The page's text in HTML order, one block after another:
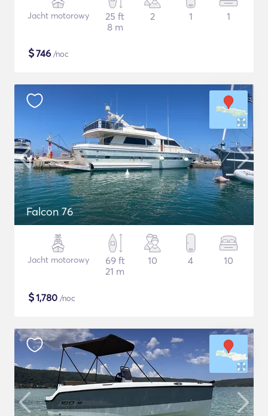
Jacht motorowy
25 ft
8 m
2 1 1
$746 /noc
Falcon 76
Jacht motorowy
69 ft
21 m
10 4 10
$1,780 /noc